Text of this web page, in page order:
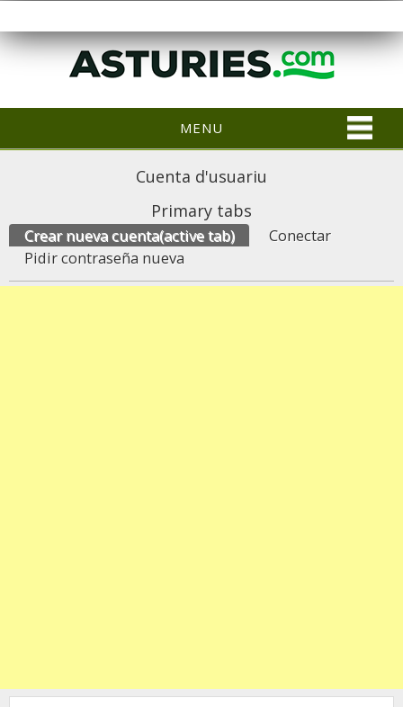
MENU
Cuenta d'usuariu
Primary tabs
Crear nueva cuenta(active tab)
Conectar
Pidir contraseña nueva